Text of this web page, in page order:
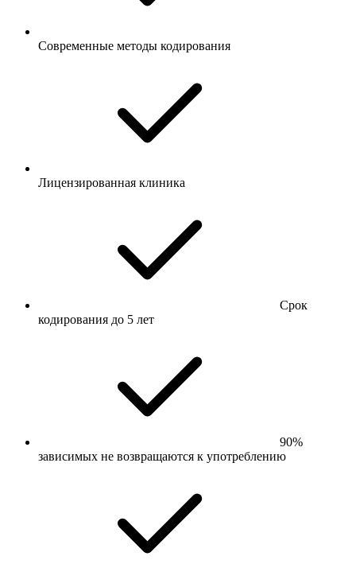
Современные методы кодирования
Лицензированная клиника
Срок
кодирования до 5 лет
90%
зависимых не возвращаются к употреблению